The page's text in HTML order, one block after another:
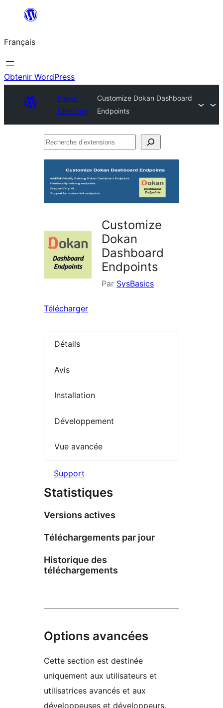
contenu
Français
Obtenir WordPress
Plugin
Directory
Customize Dokan Dashboard
Endpoints
Recherche
Customize
Dokan
Dashboard
Endpoints
Par SysBasics
Télécharger
Détails
Avis
Installation
Développement
Vue avancée
Support
Statistiques
Versions actives
Téléchargements par jour
Historique des
téléchargements
Options avancées
Cette section est destinée
uniquement aux utilisateurs et
utilisatrices avancés et aux
développeuses et développeurs.